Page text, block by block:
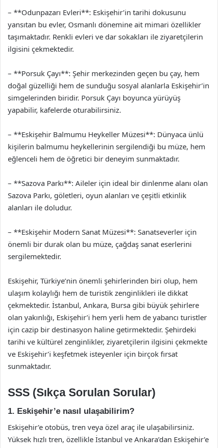
– **Odunpazarı Evleri**: Eskişehir’in tarihi dokusunu
yansıtan bu evler, Osmanlı dönemine ait mimari özellikler
taşımaktadır. Renkli evleri ve dar sokakları ile ziyaretçilerin
ilgisini çekmektedir.
– **Porsuk Çayı**: Şehir merkezinden geçen bu çay, hem
doğal güzelliği hem de sunduğu sosyal alanlarla Eskişehir’in
simgelerinden biridir. Porsuk Çayı boyunca yürüyüş
yapabilir, kafelerde oturabilirsiniz.
– **Eskişehir Balmumu Heykeller Müzesi**: Dünyaca ünlü
kişilerin balmumu heykellerinin sergilendiği bu müze, hem
eğlenceli hem de öğretici bir deneyim sunmaktadır.
– **Sazova Parkı**: Aileler için ideal bir dinlenme alanı olan
Sazova Parkı, göletleri, oyun alanları ve çeşitli etkinlik
alanları ile doludur.
– **Eskişehir Modern Sanat Müzesi**: Sanatseverler için
önemli bir durak olan bu müze, çağdaş sanat eserlerini
sergilemektedir.
Eskişehir, Türkiye’nin önemli şehirlerinden biri olup, hem
ulaşım kolaylığı hem de turistik zenginlikleri ile dikkat
çekmektedir. İstanbul, Ankara, Bursa gibi büyük şehirlere
olan yakınlığı, Eskişehir’i hem yerli hem de yabancı turistler
için cazip bir destinasyon haline getirmektedir. Şehirdeki
tarihi ve kültürel zenginlikler, ziyaretçilerin ilgisini çekmekte
ve Eskişehir’i keşfetmek isteyenler için birçok fırsat
sunmaktadır.
SSS (Sıkça Sorulan Sorular)
1. Eskişehir’e nasıl ulaşabilirim?
Eskişehir’e otobüs, tren veya özel araç ile ulaşabilirsiniz.
Yüksek hızlı tren, özellikle İstanbul ve Ankara’dan Eskişehir’e